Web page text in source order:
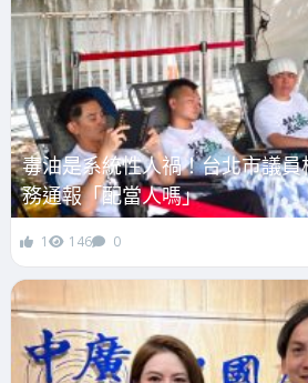
毒油是系統性人禍！台北市議
務通報「配當人嗎」
1 146 0